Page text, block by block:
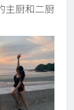
主厨和二厨